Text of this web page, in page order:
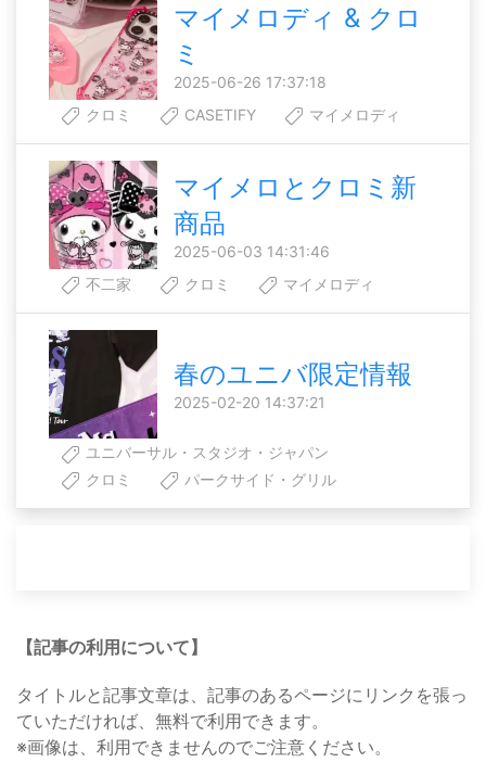
マイメロディ & クロ
ミ
2025-06-26 17:37:18
クロミ
CASETIFY マイメロディ
マイメロとクロミ新
商品
2025-06-03 14:31:46
不二家
クロミ マイメロディ
春のユニバ限定情報
2025-02-20 14:37:21
ユニバーサル・スタジオ・ジャパン
クロミ
パークサイド・グリル
【記事の利用について】
タイトルと記事文章は、記事のあるページにリンクを張っ
ていただければ、無料で利用できます。
※画像は、利用できませんのでご注意ください。